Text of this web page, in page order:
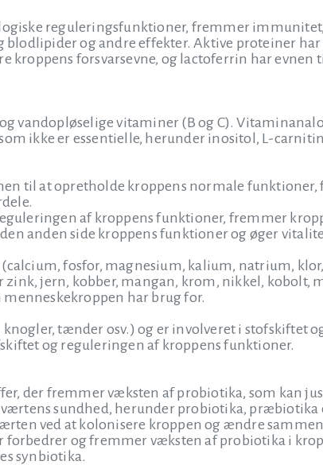
reguleringsfunktioner, fremmer
og andre effekter. Aktive proteiner
forsvarsevne, og lactoferrin har evnen
vandopløselige vitaminer (B og C).
ikke er essentielle, herunder inositol, L-
til at opretholde kroppens normale funktioner,
af kroppens funktioner, fremmer
anden side kroppens funktioner og øger
fosfor, magnesium, kalium, natrium, klor,
jern, kobber, mangan, krom, nikkel, kobolt,
har brug for.
tænder osv.) og er involveret i stofskiftet
og reguleringen af kroppens funktioner.
der fremmer væksten af probiotika, som kan
sundhed, herunder probiotika, præbiotika
ved at kolonisere kroppen og ændre
og fremmer væksten af probiotika i
synbiotika.